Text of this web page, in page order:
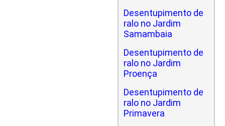
Desentupimento de
ralo no Jardim
Samambaia
Desentupimento de
ralo no Jardim
Proença
Desentupimento de
ralo no Jardim
Primavera